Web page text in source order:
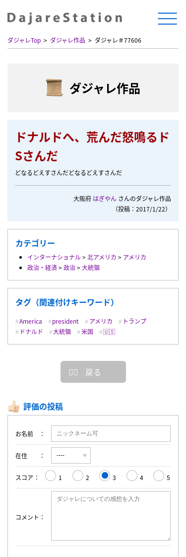
ダジャレTop ダジャレ作品 ダジャレ＃77606
ダジャレ作品
ドナルドへ、荒んだ怒鳴るド
Sさんだ
どなるどえすさんだどなるどえすさんだ
大阪府 はぎやん さんのダジャレ作品
（投稿：2017/1/22）
カテゴリー
インターナショナル>北アメリカ > アメリカ
政治・経済>政治>大統領
タグ（関連付けキーワード）
America president アメリカ
トランプ
ドナルド
大統領 米国 🇺🇸
戻る
評価の投稿
お名前
在住
スコア 1 2 3 4 5
コメント